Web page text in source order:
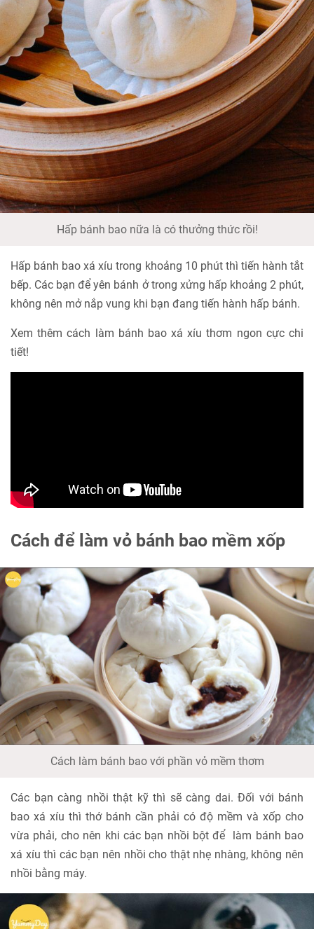
Hấp bánh bao nữa là có thưởng thức rồi!
Hấp bánh bao xá xíu trong khoảng 10 phút thì tiến hành tắt
bếp. Các bạn để yên bánh ở trong xửng hấp khoảng 2 phút,
không nên mở nắp vung khi bạn đang tiến hành hấp bánh.
Xem thêm cách làm bánh bao xá xíu thơm ngon cực chi
tiết!
Cách để làm vỏ bánh bao mềm xốp
Cách làm bánh bao với phần vỏ mềm thơm
Các bạn càng nhồi thật kỹ thì sẽ càng dai. Đối với bánh
bao xá xíu thì thớ bánh cần phải có độ mềm và xốp cho
vừa phải, cho nên khi các bạn nhồi bột để làm bánh bao
xá xíu thì các bạn nên nhồi cho thật nhẹ nhàng, không nên
nhồi bằng máy.